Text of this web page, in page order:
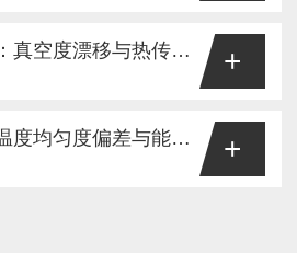
核心设备。通过模拟大气臭氧侵蚀
抗老化性能，是汽车零部件、橡塑
目前臭氧老化试验严格对标国内外标
氧龟裂静态拉伸试验》、ISO1431-
GB/T 29251-2012视角：真空干燥箱选型指南：真空度漂移与热传导不均解析 +
水脱气的核心试验设备。依托真空
化样品的标准化干燥处理，是材料
备。目前真空干燥箱的生产、校准与
GB/T 30435-2013视角：高温烘箱选型指南：温度均匀度偏差与能耗过高解析 +